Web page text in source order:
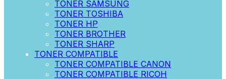
TONER SAMSUNG
TONER TOSHIBA
TONER HP
TONER BROTHER
TONER SHARP
TONER COMPATIBLE
TONER COMPATIBLE CANON
TONER COMPATIBLE RICOH